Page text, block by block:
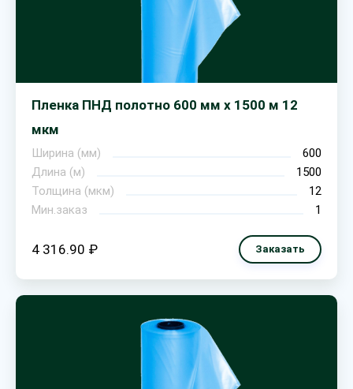
Пленка ПНД полотно 600 мм х 1500 м 12
мкм
Ширина (мм)
600
Длина (м)
1500
Толщина (мкм)
12
Мин.заказ
1
4 316.90 ₽ Заказать